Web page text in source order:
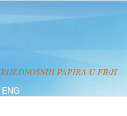
PAPIRA U FBiH
ENG